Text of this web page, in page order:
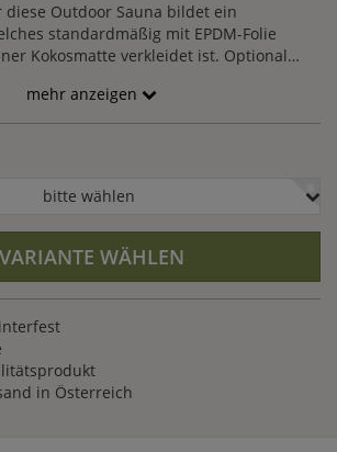
diese Outdoor Sauna bildet ein
standardmäßig mit EPDM-Folie
Kokosmatte verkleidet ist. Optional
Cortenstahl entscheiden. Das Innere der
Hölzern ausgestattet, sodass Sie
während der Fußboden mit Fliesen in
wird. Ein Saunaofen ist inklusive. Das
auch als Bio Sauna, mit Infrarot
oder Ruheraum ausgestattet
wir Ihnen entsprechende Angebote
mehr anzeigen
bitte wählen
VARIANTE WÄHLEN
in Österreich